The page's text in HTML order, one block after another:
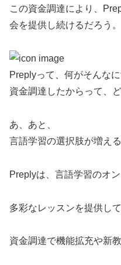
この資金調達により、
会を提供し続けるだろう。
Preplyって、何がそんな
資金調達したからって、
あ、あと、
言語学習の選択肢が増え
Preplyは、言語学習のオ
多彩なレッスンを提供して
資金調達で機能拡充や新